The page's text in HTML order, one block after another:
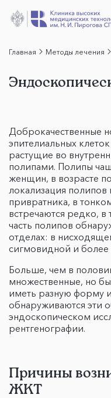
Главная Методы лечения
Доброкачественные
эпителиальных
растущие во
полипами. Полипы
женщин, в возрасте
локализация полипов
привратника, в
встречаются редко,
часть полипов
отделах: в
сигмовидной и
Больше, чем в
множественные, но
иметь разную форму
обнаруживаются эти
эндоскопическом
рентгенографии.
Причины
ЖКТ